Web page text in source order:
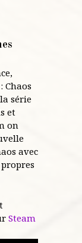
Chaos
série
et
on
avec
Steam